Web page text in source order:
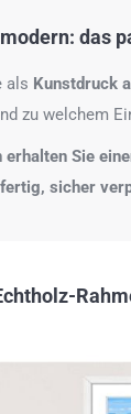
das
als Kunstdruck
zu welchem
erhalten Sie
sicher